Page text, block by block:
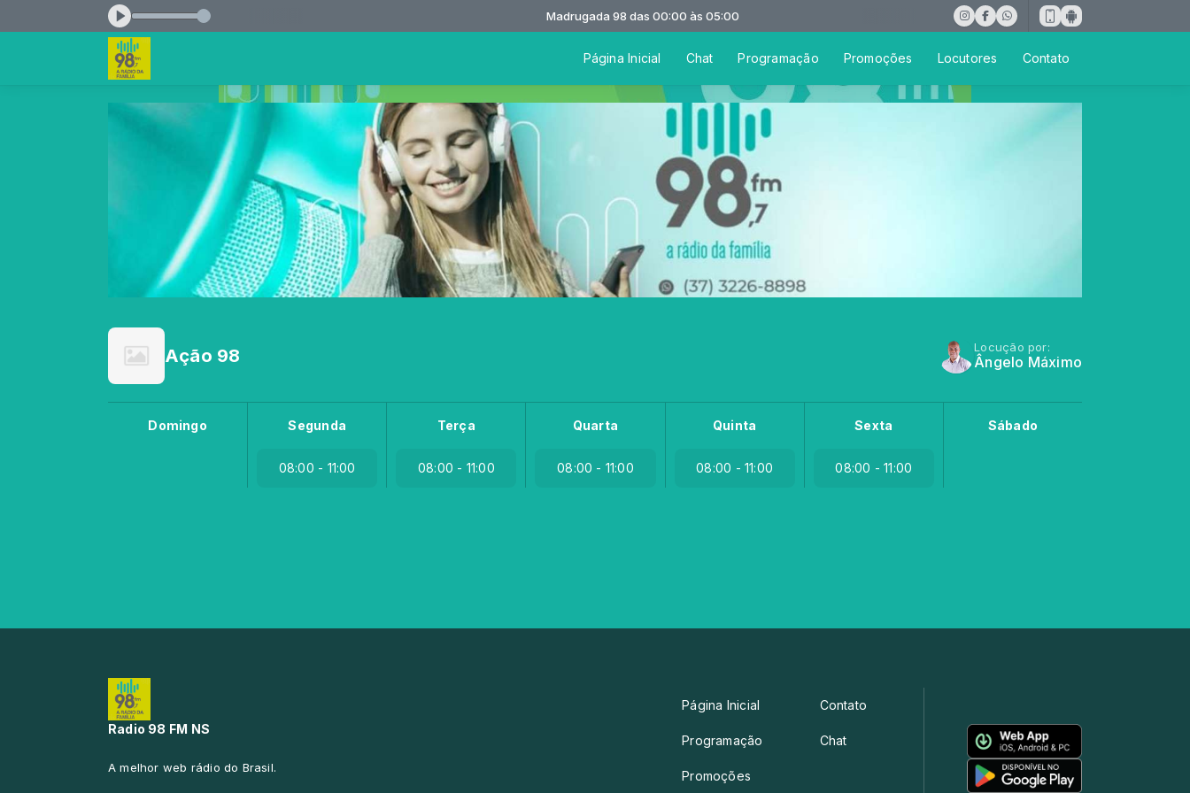
Madrugada 98 das 00:00 às 05:00
Página Inicial Chat Programação Promoções Locutores Contato
Ação 98 Locução por:
Ângelo Máximo
Domingo Segunda
08:00 - 11:00
Terça
08:00 - 11:00
Quarta
08:00 - 11:00
Quinta
08:00 - 11:00
Sexta
08:00 - 11:00
Sábado
Radio 98 FM NS
A melhor web rádio do Brasil.
Página Inicial
Programação
Promoções
Contato
Chat